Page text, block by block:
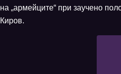
на „армейците“ при заучено
Киров.